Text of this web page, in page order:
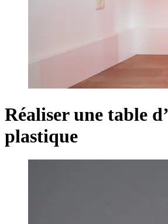
Réaliser une table
plastique